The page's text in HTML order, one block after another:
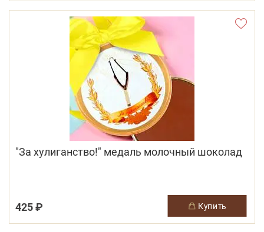
"За хулиганство!" медаль молочный шоколад
425 ₽ купить